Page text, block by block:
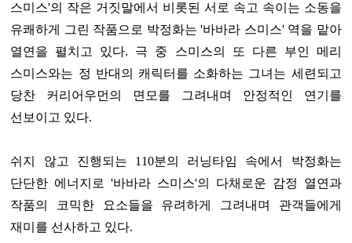
스미스'의 작은 거짓말에서 비롯된 서로 속고 속이는 소동을
유쾌하게 그린 작품으로 박정화는 '바바라 스미스' 역을 맡아
열연을 펼치고 있다. 극 중 스미스의 또 다른 부인 메리
스미스와는 정 반대의 캐릭터를 소화하는 그녀는 세련되고
당찬 커리어우먼의 면모를 그려내며 안정적인 연기를
선보이고 있다.
쉬지 않고 진행되는 110분의 러닝타임 속에서 박정화는
단단한 에너지로 '바바라 스미스'의 다채로운 감정 열연과
작품의 코믹한 요소들을 유려하게 그려내며 관객들에게
재미를 선사하고 있다.